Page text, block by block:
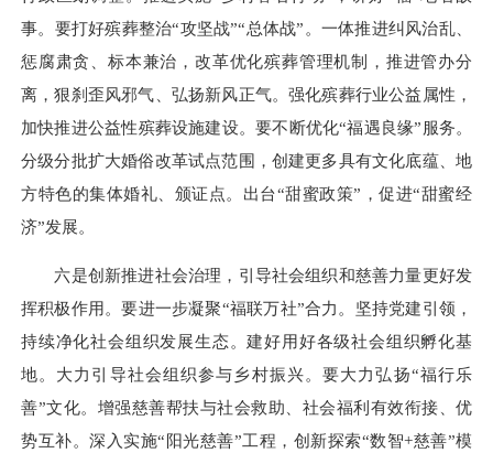
事。要打好殡葬整治“攻坚战”“总体战”。一体推进纠风治乱、
惩腐肃贪、标本兼治，改革优化殡葬管理机制，推进管办分
离，狠刹歪风邪气、弘扬新风正气。强化殡葬行业公益属性，
加快推进公益性殡葬设施建设。要不断优化“福遇良缘”服务。
分级分批扩大婚俗改革试点范围，创建更多具有文化底蕴、地
方特色的集体婚礼、颁证点。出台“甜蜜政策”，促进“甜蜜经
济”发展。
六是创新推进社会治理，引导社会组织和慈善力量更好发
挥积极作用。要进一步凝聚“福联万社”合力。坚持党建引领，
持续净化社会组织发展生态。建好用好各级社会组织孵化基
地。大力引导社会组织参与乡村振兴。要大力弘扬“福行乐
善”文化。增强慈善帮扶与社会救助、社会福利有效衔接、优
势互补。深入实施“阳光慈善”工程，创新探索“数智+慈善”模